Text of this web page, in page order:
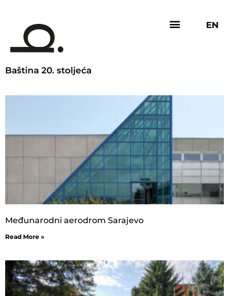
Baština 20. stoljeća
EN
Međunarodni aerodrom Sarajevo
Read More »